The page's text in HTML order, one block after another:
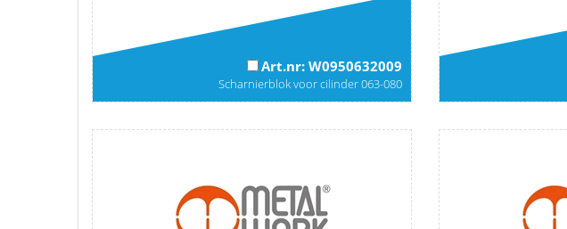
Art.nr: W0950632009
Scharnierblok voor cilinder 063-080